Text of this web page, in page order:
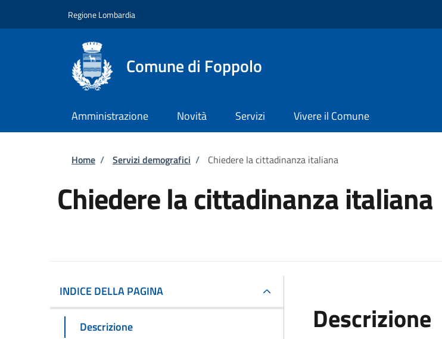
Regione Lombardia
Comune di Foppolo
Amministrazione Novità Servizi Vivere il Comune
Briciole di pane
Home / Servizi demografici / Chiedere la cittadinanza italiana
Chiedere la cittadinanza italiana
INDICE DELLA PAGINA
Descrizione
Descrizione